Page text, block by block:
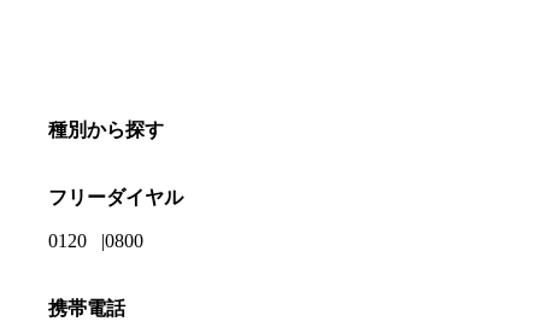
種別から探す
フリーダイヤル
0120 0800
携帯電話